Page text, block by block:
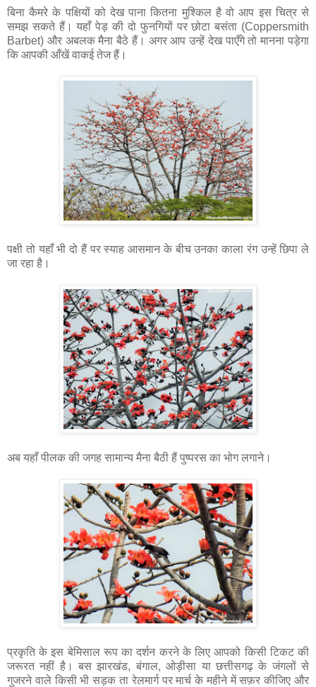
बिना कैमरे के पक्षियों को देख पाना कितना मुश्किल है वो आप इस चित्र से
समझ सकते हैं। यहाँ पेड़ की दो फुनगियों पर छोटा बसंता (Coppersmith
Barbet) और अबलक मैना बैठे हैं। अगर आप उन्हें देख पाएँगे तो मानना पड़ेगा
कि आपकी आँखें वाकई तेज हैं।
पक्षी तो यहाँ भी दो हैं पर स्याह आसमान के बीच उनका काला रंग उन्हें छिपा ले
जा रहा है।
अब यहाँ पीलक की जगह सामान्य मैना बैठी हैं पुष्परस का भोग लगाने।
प्रकृति के इस बेमिसाल रूप का दर्शन करने के लिए आपको किसी टिकट की
जरूरत नहीं है। बस झारखंड, बंगाल, ओड़ीसा या छत्तीसगढ़ के जंगलों से
गुजरने वाले किसी भी सड़क ता रेलमार्ग पर मार्च के महीने में सफ़र कीजिए और